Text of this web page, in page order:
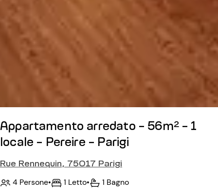
Appartamento arredato - 56m² - 1
locale - Pereire - Parigi
Rue Rennequin, 75017 Parigi
4 Persone• 1 Letto•
1 Bagno